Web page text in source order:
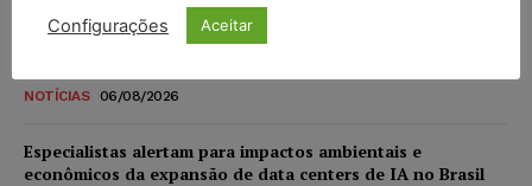
IA da Anthropic cria identidades falsas em teste de
NOTÍCIAS 06/08/2026
Especialistas alertam para impactos ambientais e
econômicos da expansão de data centers de IA no Brasil
Configurações Aceitar